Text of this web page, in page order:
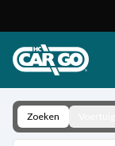
Download
ContactZoeken